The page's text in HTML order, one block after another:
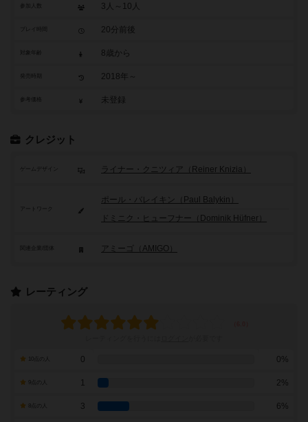
参加人数 3人～10人
20分前後
8歳から
2018年～
参考価格 未登録
クレジット
ゲームデザイン ライナー・クニツィア（Reiner Knizia）
アートワーク
ポール・バレイキン（Paul Balykin）
ドミニク・ヒューフナー（Dominik Hüfner）
アミーゴ（AMIGO）
レーティング
0 0%
1 2%
3 6%